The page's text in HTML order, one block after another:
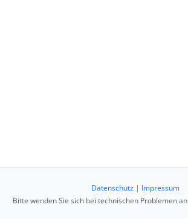
Datenschutz | Impressum
Bitte wenden Sie sich bei technischen Problemen an